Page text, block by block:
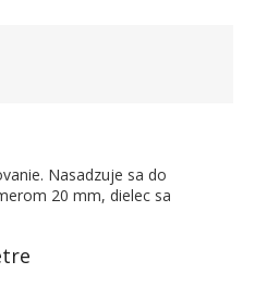
Nasadzuje sa do
20 mm, dielec sa